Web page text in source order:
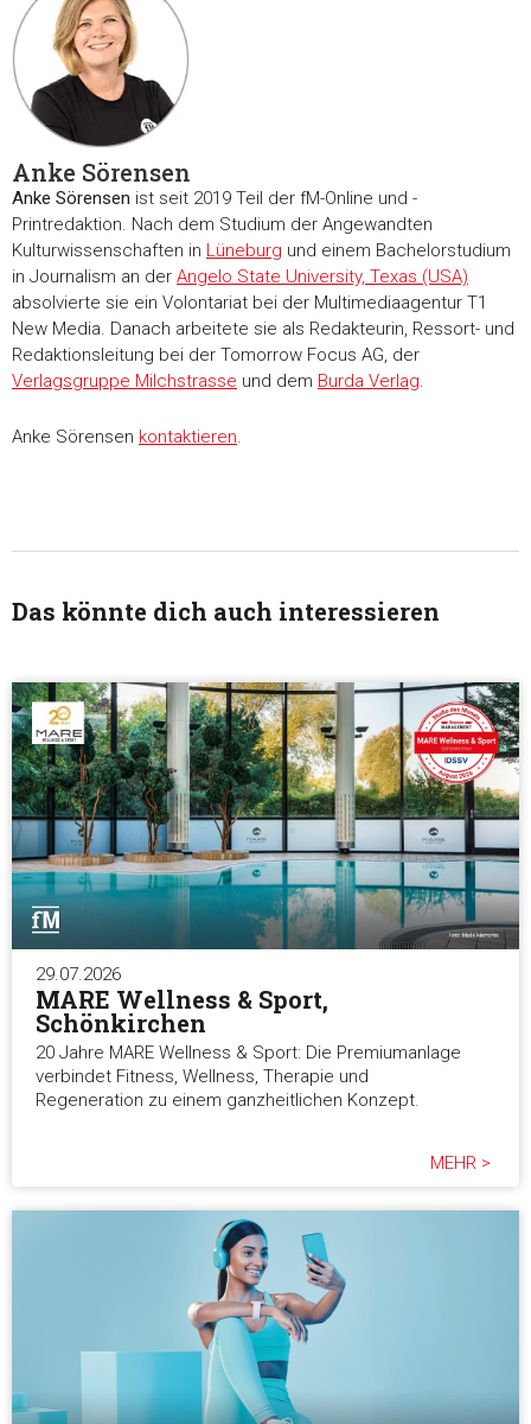
Zustimmung Details
Diese Webseite verwendet Cookies
Wir verwenden Cookies, um Inhalte und Anzeigen zu
personalisieren, Funktionen für soziale Medien anbieten zu
geben wir Informationen zu Ihrer Verwendung unserer
die sie im Rahmen Ihrer Nutzung der Dienste gesammelt
Einwilligungsauswahl
Präferenzen
Statistiken
Marketing
Auswahl erlauben
Anke Sörensen
Anke Sörensen ist seit 2019 Teil der fM-Online und -
Printredaktion. Nach dem Studium der Angewandten
Kulturwissenschaften in Lüneburg und einem Bachelorstudium
in Journalism an der Angelo State University, Texas (USA)
absolvierte sie ein Volontariat bei der Multimediaagentur T1
New Media. Danach arbeitete sie als Redakteurin, Ressort- und
Redaktionsleitung bei der Tomorrow Focus AG, der
Verlagsgruppe Milchstrasse und dem Burda Verlag.
Anke Sörensen kontaktieren.
Das könnte dich auch interessieren
29.07.2026
MARE Wellness & Sport,
Schönkirchen
20 Jahre MARE Wellness & Sport: Die Premiumanlage
verbindet Fitness, Wellness, Therapie und
Regeneration zu einem ganzheitlichen Konzept.
MEHR >